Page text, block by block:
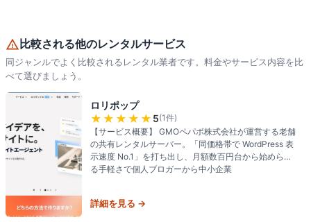
比較される他のレンタルサービス
同ジャンルでよく比較されるレンタル業者です。料金やサービス内容を比
べて選びましょう。
ロリポップ
★★★★★ 5(1件)
【サービス概要】 GMOペパボ株式会社が運営する老舗
の共有レンタルサーバー。「同価格帯で WordPress 表
示速度 No.1」を打ち出し、月額数百円台から始められ
る手軽さで個人ブロガーから中小企業
詳細を見る →